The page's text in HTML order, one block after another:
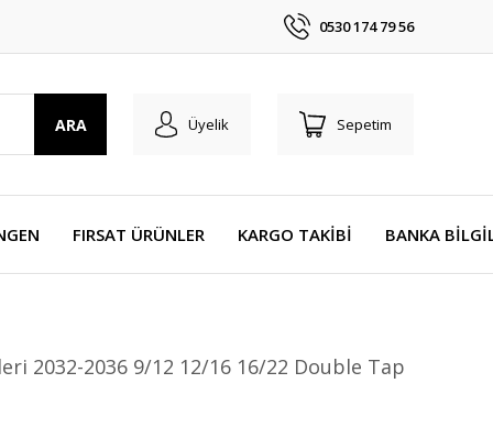
0530 174 79 56
ARA Üyelik Sepetim
FIRSAT ÜRÜNLER KARGO TAKİBİ BANKA
2032-2036 9/12 12/16 16/22 Double Tap